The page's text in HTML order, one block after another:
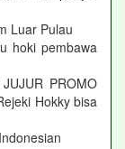
Luar Pulau
hoki pembawa
PROMO
Hokky bisa